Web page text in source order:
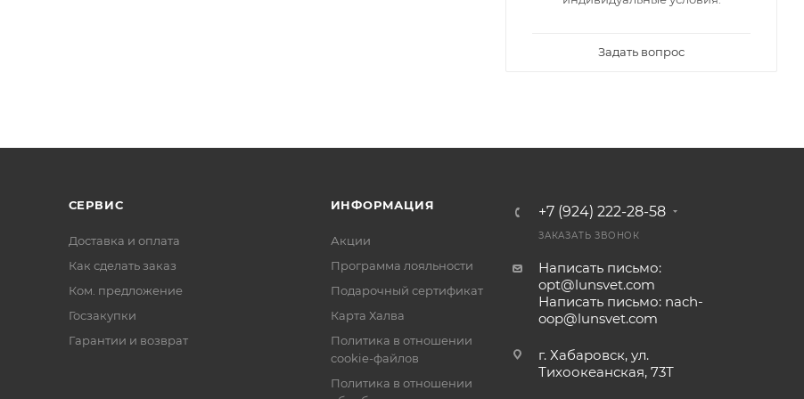
Задать вопрос
СЕРВИС
Доставка и оплата
Как сделать заказ
Ком. предложение
Госзакупки
Гарантии и возврат
ИНФОРМАЦИЯ
Акции
Программа лояльности
Подарочный сертификат
Карта Халва
Политика в отношении
cookie-файлов
Политика в отношении
+7 (924) 222-28-58
ЗАКАЗАТЬ ЗВОНОК
Написать письмо:
opt@lunsvet.com
Написать письмо: nach-
oop@lunsvet.com
г. Хабаровск, ул.
Тихоокеанская, 73Т